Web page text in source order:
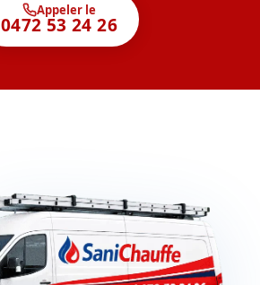
Appeler le
0472 53 24 26